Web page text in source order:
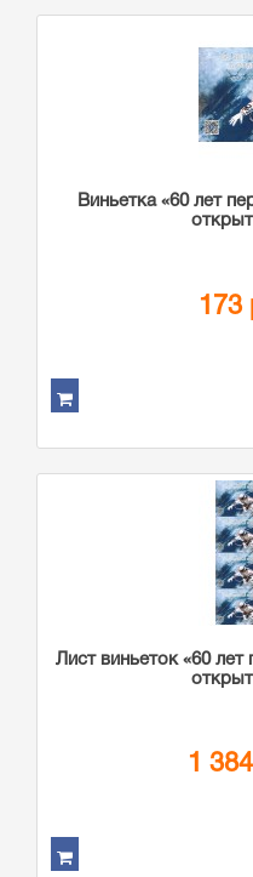
Виньетка «60 лет
173
Лист виньеток «60
1